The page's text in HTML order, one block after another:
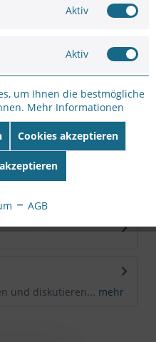
2*BNC, Input:
support
6941264058823
und diskutieren... mehr
Aktiv
Aktiv
um Ihnen die bestmögliche
Mehr Informationen
Cookies akzeptieren
AGB